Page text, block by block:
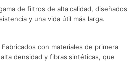
de filtros de alta calidad, diseñados
y una vida útil más larga.
con materiales de primera
densidad y fibras sintéticas, que